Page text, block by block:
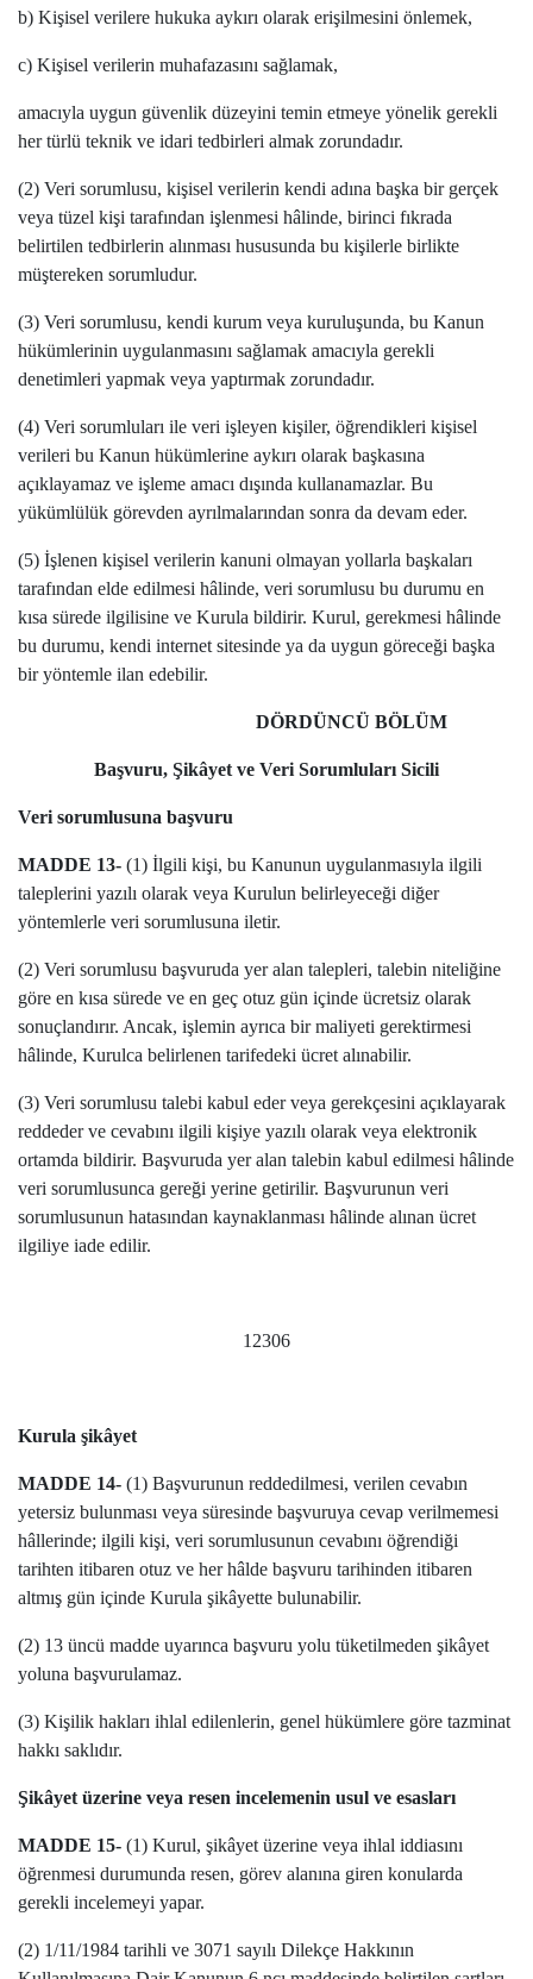
b) Kişisel verilere hukuka aykırı olarak erişilmesini önlemek,
c) Kişisel verilerin muhafazasını sağlamak,
amacıyla uygun güvenlik düzeyini temin etmeye yönelik gerekli
her türlü teknik ve idari tedbirleri almak zorundadır.
(2) Veri sorumlusu, kişisel verilerin kendi adına başka bir gerçek
veya tüzel kişi tarafından işlenmesi hâlinde, birinci fıkrada
belirtilen tedbirlerin alınması hususunda bu kişilerle birlikte
müştereken sorumludur.
(3) Veri sorumlusu, kendi kurum veya kuruluşunda, bu Kanun
hükümlerinin uygulanmasını sağlamak amacıyla gerekli
denetimleri yapmak veya yaptırmak zorundadır.
(4) Veri sorumluları ile veri işleyen kişiler, öğrendikleri kişisel
verileri bu Kanun hükümlerine aykırı olarak başkasına
açıklayamaz ve işleme amacı dışında kullanamazlar. Bu
yükümlülük görevden ayrılmalarından sonra da devam eder.
(5) İşlenen kişisel verilerin kanuni olmayan yollarla başkaları
tarafından elde edilmesi hâlinde, veri sorumlusu bu durumu en
kısa sürede ilgilisine ve Kurula bildirir. Kurul, gerekmesi hâlinde
bu durumu, kendi internet sitesinde ya da uygun göreceği başka
bir yöntemle ilan edebilir.
DÖRDÜNCÜ BÖLÜM
Başvuru, Şikâyet ve Veri Sorumluları Sicili
Veri sorumlusuna başvuru
MADDE 13- (1) İlgili kişi, bu Kanunun uygulanmasıyla ilgili
taleplerini yazılı olarak veya Kurulun belirleyeceği diğer
yöntemlerle veri sorumlusuna iletir.
(2) Veri sorumlusu başvuruda yer alan talepleri, talebin niteliğine
göre en kısa sürede ve en geç otuz gün içinde ücretsiz olarak
sonuçlandırır. Ancak, işlemin ayrıca bir maliyeti gerektirmesi
hâlinde, Kurulca belirlenen tarifedeki ücret alınabilir.
(3) Veri sorumlusu talebi kabul eder veya gerekçesini açıklayarak
reddeder ve cevabını ilgili kişiye yazılı olarak veya elektronik
ortamda bildirir. Başvuruda yer alan talebin kabul edilmesi hâlinde
veri sorumlusunca gereği yerine getirilir. Başvurunun veri
sorumlusunun hatasından kaynaklanması hâlinde alınan ücret
ilgiliye iade edilir.
12306
Kurula şikâyet
MADDE 14- (1) Başvurunun reddedilmesi, verilen cevabın
yetersiz bulunması veya süresinde başvuruya cevap verilmemesi
hâllerinde; ilgili kişi, veri sorumlusunun cevabını öğrendiği
tarihten itibaren otuz ve her hâlde başvuru tarihinden itibaren
altmış gün içinde Kurula şikâyette bulunabilir.
(2) 13 üncü madde uyarınca başvuru yolu tüketilmeden şikâyet
yoluna başvurulamaz.
(3) Kişilik hakları ihlal edilenlerin, genel hükümlere göre tazminat
hakkı saklıdır.
Şikâyet üzerine veya resen incelemenin usul ve esasları
MADDE 15- (1) Kurul, şikâyet üzerine veya ihlal iddiasını
öğrenmesi durumunda resen, görev alanına giren konularda
gerekli incelemeyi yapar.
(2) 1/11/1984 tarihli ve 3071 sayılı Dilekçe Hakkının